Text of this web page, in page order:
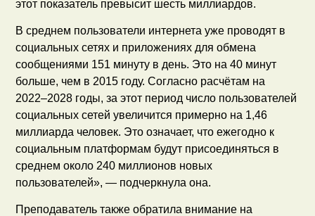
этот показатель превысит шесть миллиардов.
В среднем пользователи интернета уже проводят в
социальных сетях и приложениях для обмена
сообщениями 151 минуту в день. Это на 40 минут
больше, чем в 2015 году. Согласно расчётам на
2022–2028 годы, за этот период число пользователей
социальных сетей увеличится примерно на 1,46
миллиарда человек. Это означает, что ежегодно к
социальным платформам будут присоединяться в
среднем около 240 миллионов новых
пользователей», — подчеркнула она.
Преподаватель также обратила внимание на